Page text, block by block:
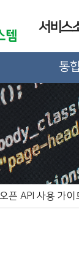
서비스
통
오픈 API 사용 가이